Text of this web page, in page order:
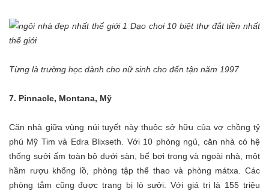
Từng là trường học dành cho nữ sinh cho đến tận năm 1997
7. Pinnacle, Montana, Mỹ
Căn nhà giữa vùng núi tuyết này thuộc sở hữu của vợ chồng tỷ
phú Mỹ Tim và Edra Blixseth. Với 10 phòng ngủ, căn nhà có hệ
thống sưởi ấm toàn bộ dưới sàn, bể bơi trong và ngoài nhà, một
hầm rượu khổng lồ, phòng tập thể thao và phòng mátxa. Các
phòng tắm cũng được trang bị lò sưởi. Với giá trị là 155 triệu